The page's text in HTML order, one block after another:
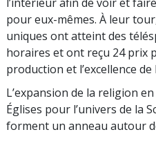
pour eux-mêmes. À leur
uniques ont atteint des
horaires et ont reçu 24 prix
production et l’excellence
L’expansion de la religion
Églises pour l’univers de la
forment un anneau autour